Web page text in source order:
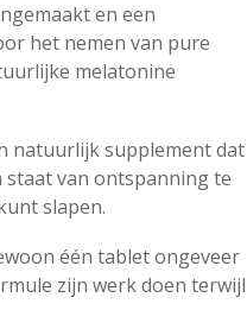
en een
het nemen van pure
melatonine
natuurlijk supplement dat
staat van ontspanning te
slapen.
één tablet ongeveer
zijn werk doen terwijl